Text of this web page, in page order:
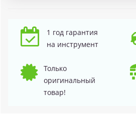
1 год гарантия
на инструмент
Только
оригинальный
товар!